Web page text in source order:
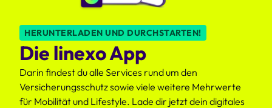
HERUNTERLADEN UND DURCHSTARTEN!
Die linexo App
Darin findest du alle Services rund um den
Versicherungsschutz sowie viele weitere Mehrwerte
für Mobilität und Lifestyle. Lade dir jetzt dein digitales